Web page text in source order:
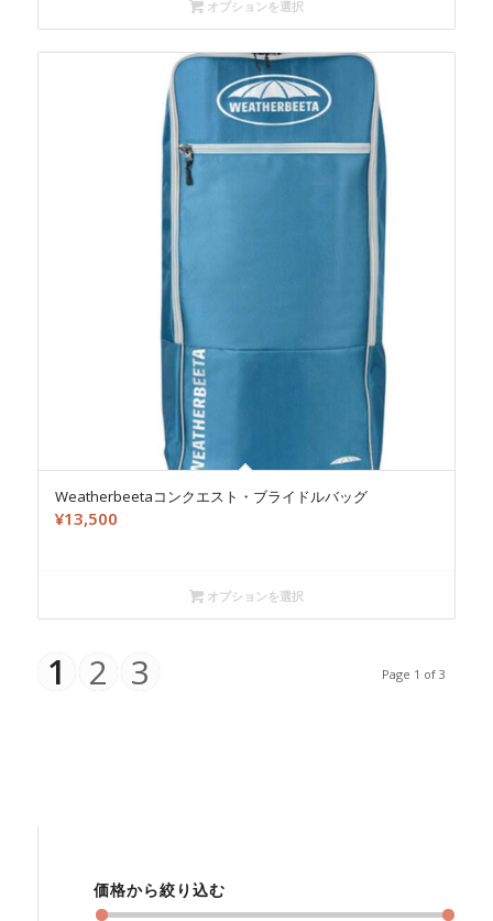
オプションを選択
Weatherbeetaコンクエスト・ブライドルバッグ
¥13,500
オプションを選択
Page 1 of 3
1 2 3
価格から絞り込む